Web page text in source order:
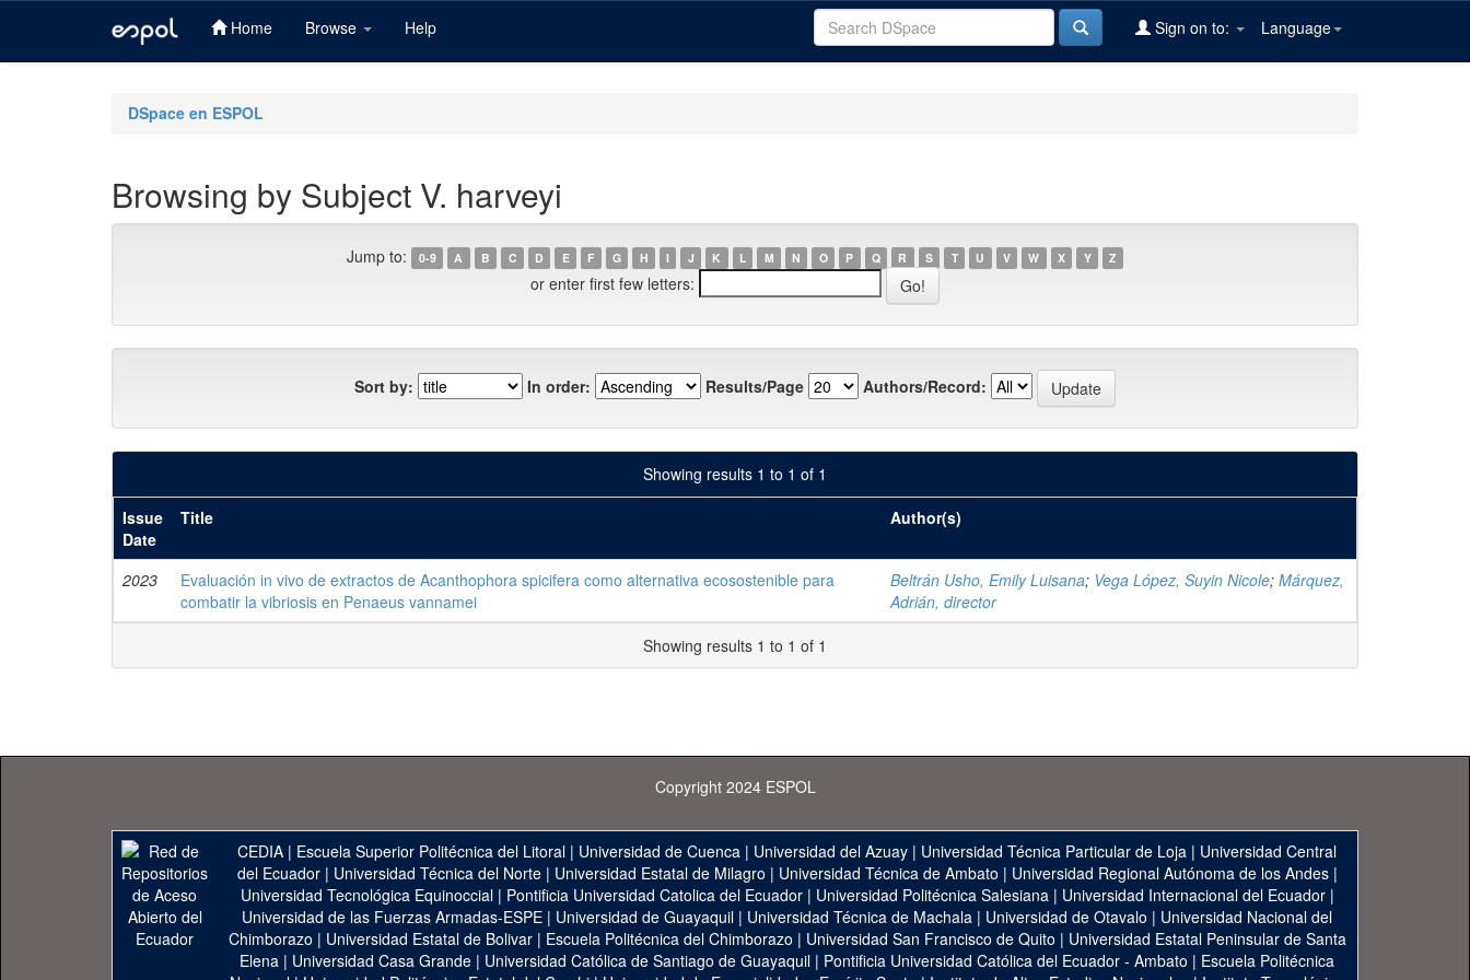
Home Browse Help Language
Sign on to:
DSpace en ESPOL
Browsing by Subject V. harveyi
Jump to: 0-9 A B C D E F G H I J K L M N O P Q R S T U V W X Y Z
or enter first few letters:
Sort by: In order: Results/Page Authors/Record:
Showing results 1 to 1 of 1
Issue
Date
Title Author(s)
2023
Evaluación in vivo de extractos de Acanthophora spicifera como alternativa ecosostenible para
combatir la vibriosis en Penaeus vannamei
Beltrán Usho, Emily Luisana; Vega López, Suyin Nicole; Márquez,
Adrián, director
Showing results 1 to 1 of 1
Copyright 2024 ESPOL
CEDIA | Escuela Superior Politécnica del Litoral | Universidad de Cuenca | Universidad del Azuay | Universidad Técnica Particular de Loja | Universidad Central
del Ecuador| Universidad Técnica del Norte| Universidad Estatal de Milagro | Universidad Técnica de Ambato | Universidad Regional Autónoma de los Andes|
Universidad Tecnológica Equinoccial| Pontificia Universidad Catolica del Ecuador| Universidad Politécnica Salesiana| Universidad Internacional del Ecuador|
Universidad de las Fuerzas Armadas-ESPE | Universidad de Guayaquil | Universidad Técnica de Machala | Universidad de Otavalo | Universidad Nacional del
Chimborazo | Universidad Estatal de Bolivar| Escuela Politécnica del Chimborazo | Universidad San Francisco de Quito | Universidad Estatal Peninsular de Santa
Elena | Universidad Casa Grande | Universidad Católica de Santiago de Guayaquil | Pontificia Universidad Católica del Ecuador - Ambato | Escuela Politécnica